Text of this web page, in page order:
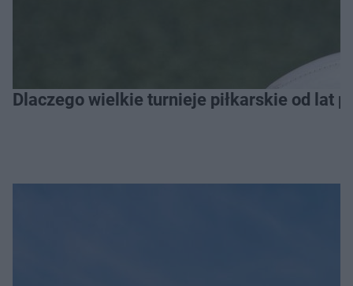
Dlaczego wielkie turnieje piłkarskie od lat